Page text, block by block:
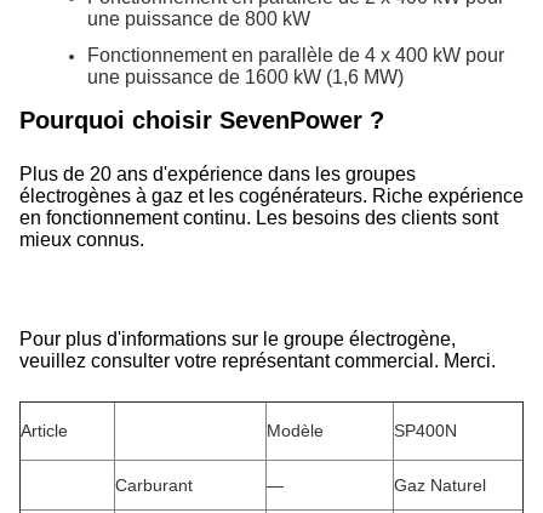
une puissance de 800 kW
Fonctionnement en parallèle de 4 x 400 kW pour
une puissance de 1600 kW (1,6 MW)
Pourquoi choisir SevenPower ?
Plus de 20 ans d'expérience dans les groupes
électrogènes à gaz et les cogénérateurs. Riche expérience
en fonctionnement continu. Les besoins des clients sont
mieux connus.
Pour plus d'informations sur le groupe électrogène,
veuillez consulter votre représentant commercial. Merci.
Article Modèle SP400N
Carburant — Gaz Naturel